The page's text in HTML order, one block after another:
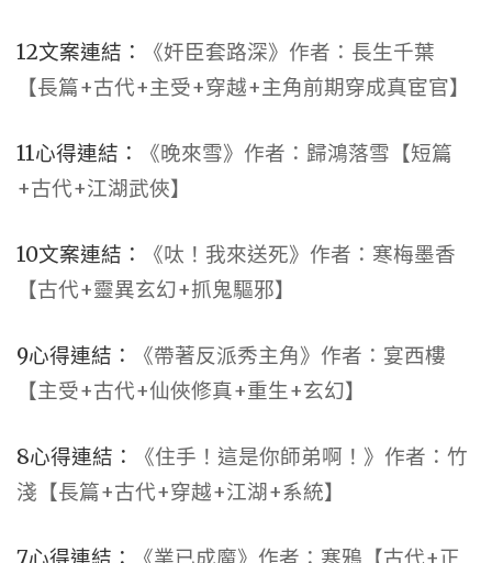
12文案連結：
《奸臣套路深》作者：長生千葉
【長篇+古代+主受+穿越+主角前期穿成真宦官】
11心得連結：
《晚來雪》作者：歸鴻落雪【短篇
+古代+江湖武俠】
10文案連結：
《呔！我來送死》作者：寒梅墨香
【古代+靈異玄幻+抓鬼驅邪】
9心得連結：
《帶著反派秀主角》作者：宴西樓
【主受+古代+仙俠修真+重生+玄幻】
8心得連結：
《住手！這是你師弟啊！》作者：竹
淺【長篇+古代+穿越+江湖+系統】